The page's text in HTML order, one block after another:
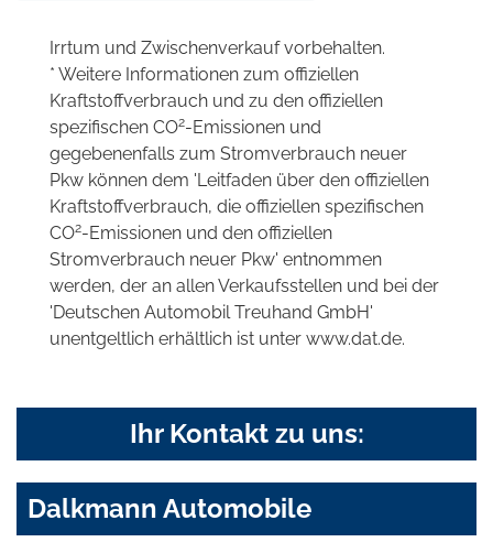
Irrtum und Zwischenverkauf vorbehalten.
* Weitere Informationen zum offiziellen
Kraftstoffverbrauch und zu den offiziellen
spezifischen CO2-Emissionen und
gegebenenfalls zum Stromverbrauch neuer
Pkw können dem 'Leitfaden über den offiziellen
Kraftstoffverbrauch, die offiziellen spezifischen
CO2-Emissionen und den offiziellen
Stromverbrauch neuer Pkw' entnommen
werden, der an allen Verkaufsstellen und bei der
'Deutschen Automobil Treuhand GmbH'
unentgeltlich erhältlich ist unter www.dat.de.
Ihr Kontakt zu uns:
Dalkmann Automobile